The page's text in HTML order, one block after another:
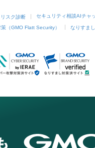
スク診断 セキュリティ相談AIチャ
（GMO Flatt Security） なりすま